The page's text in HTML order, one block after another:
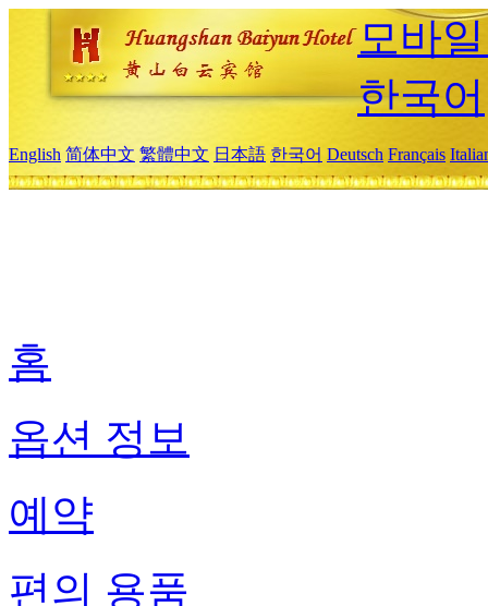
모바
한국어
English 简体中文 繁體中文 日本語 한국어 Deutsch Français
홈
옵션 정보
예약
편의 용품